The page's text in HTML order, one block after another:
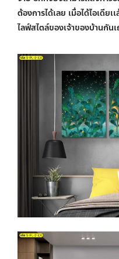
ต้องการได้เลย เมื่อได้ไอเดีย
ไลฟ์สไตล์ของเจ้าของบ้านกันเ